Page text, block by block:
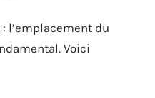
: l’emplacement du
Voici